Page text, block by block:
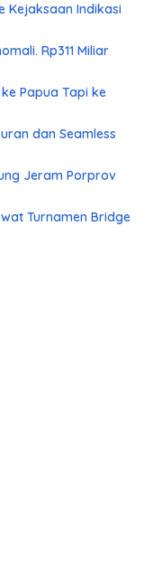
Kejaksaan Indikasi
Rp311 Miliar
Papua Tapi ke
dan Seamless
Jeram Porprov
Turnamen Bridge